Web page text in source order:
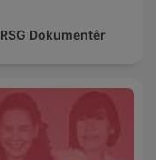
RSG Dokumentêr